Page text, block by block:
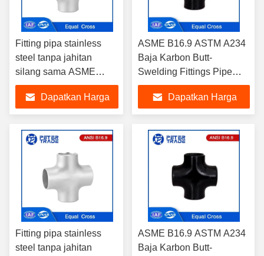
Fitting pipa stainless
steel tanpa jahitan
silang sama ASME
B16.9 ASTM A403
WP316/316L
WP304/304L Untuk
solusi pipa
Dapatkan Harga
ASME B16.9 ASTM A234
Baja Karbon Butt-
Swelding Fittings Pipe
Fitting Equal Cross 1/2
NPS hingga 48 NPS
Dapatkan Harga
Fitting pipa stainless
steel tanpa jahitan
ASME B16.9 ASTM A234
Baja Karbon Butt-